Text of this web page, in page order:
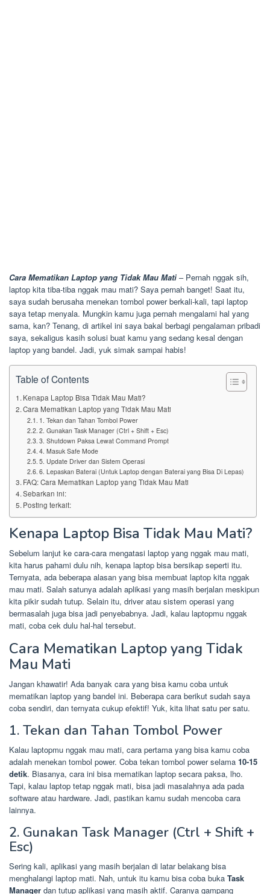
Cara Mematikan Laptop yang Tidak Mau Mati – Pernah nggak sih,
laptop kita tiba-tiba nggak mau mati? Saya pernah banget! Saat itu,
saya sudah berusaha menekan tombol power berkali-kali, tapi laptop
saya tetap menyala. Mungkin kamu juga pernah mengalami hal yang
sama, kan? Tenang, di artikel ini saya bakal berbagi pengalaman pribadi
saya, sekaligus kasih solusi buat kamu yang sedang kesal dengan
laptop yang bandel. Jadi, yuk simak sampai habis!
Table of Contents
Kenapa Laptop Bisa Tidak Mau Mati?
Cara Mematikan Laptop yang Tidak Mau Mati
1. Tekan dan Tahan Tombol Power
2. Gunakan Task Manager (Ctrl + Shift + Esc)
3. Shutdown Paksa Lewat Command Prompt
4. Masuk Safe Mode
5. Update Driver dan Sistem Operasi
6. Lepaskan Baterai (Untuk Laptop dengan Baterai yang Bisa Di Lepas)
FAQ: Cara Mematikan Laptop yang Tidak Mau Mati
Sebarkan ini:
Posting terkait:
Kenapa Laptop Bisa Tidak Mau Mati?
Sebelum lanjut ke cara-cara mengatasi laptop yang nggak mau mati,
kita harus pahami dulu nih, kenapa laptop bisa bersikap seperti itu.
Ternyata, ada beberapa alasan yang bisa membuat laptop kita nggak
mau mati. Salah satunya adalah aplikasi yang masih berjalan meskipun
kita pikir sudah tutup. Selain itu, driver atau sistem operasi yang
bermasalah juga bisa jadi penyebabnya. Jadi, kalau laptopmu nggak
mati, coba cek dulu hal-hal tersebut.
Cara Mematikan Laptop yang Tidak
Mau Mati
Jangan khawatir! Ada banyak cara yang bisa kamu coba untuk
mematikan laptop yang bandel ini. Beberapa cara berikut sudah saya
coba sendiri, dan ternyata cukup efektif! Yuk, kita lihat satu per satu.
1. Tekan dan Tahan Tombol Power
Kalau laptopmu nggak mau mati, cara pertama yang bisa kamu coba
adalah menekan tombol power. Coba tekan tombol power selama 10-15
detik. Biasanya, cara ini bisa mematikan laptop secara paksa, lho.
Tapi, kalau laptop tetap nggak mati, bisa jadi masalahnya ada pada
software atau hardware. Jadi, pastikan kamu sudah mencoba cara
lainnya.
2. Gunakan Task Manager (Ctrl + Shift +
Esc)
Sering kali, aplikasi yang masih berjalan di latar belakang bisa
menghalangi laptop mati. Nah, untuk itu kamu bisa coba buka Task
Manager dan tutup aplikasi yang masih aktif. Caranya gampang